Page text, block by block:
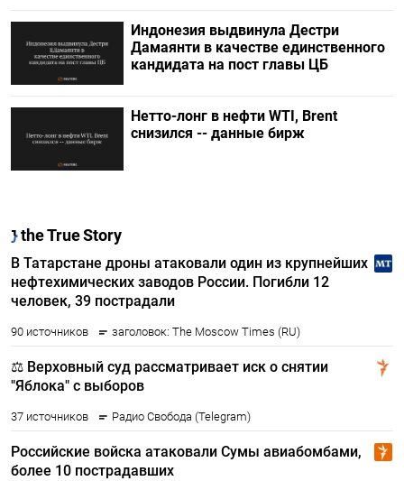
Индонезия выдвинула Дестри
⁠Дамаянти в качестве единственного
кандидата на пост главы ЦБ
Нетто-лонг в нефти WTI, Brent
снизился -- данные бирж